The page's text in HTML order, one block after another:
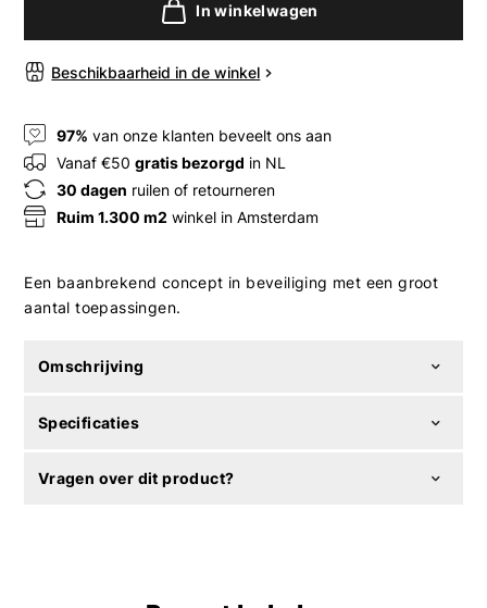
In winkelwagen
Beschikbaarheid in de winkel
97% van onze klanten beveelt ons aan
Vanaf €50gratis bezorgd in NL
30 dagen ruilen of retourneren
Ruim 1.300 m2 winkel in Amsterdam
Een baanbrekend concept in beveiliging met een groot
aantal toepassingen.
Omschrijving
Specificaties
Vragen over dit product?